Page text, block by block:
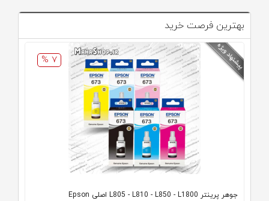
بهترین فرصت خرید
7 %
جوهر پرینتر L805 - L810 - L850 - L1800 اصلی Epson